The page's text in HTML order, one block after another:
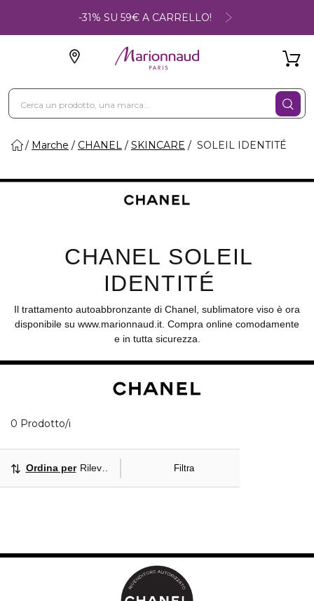
-31% SU 59€ A CARRELLO!
Marche CHANEL SKINCARE SOLEIL IDENTITÉ
CHANEL SOLEIL
IDENTITÉ
Il trattamento autoabbronzante di Chanel, sublimatore viso è ora
disponibile su www.marionnaud.it. Compra online comodamente
e in tutta sicurezza.
0 Prodotto/i
Filtra
Ordina per Rilevanza